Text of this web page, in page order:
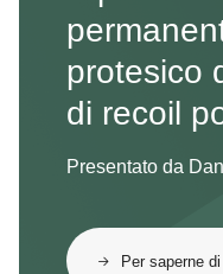
protesico
di recoil
Presentato da
Per saperne